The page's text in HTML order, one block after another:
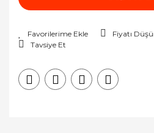
Fiyatı
Tavsiye Et